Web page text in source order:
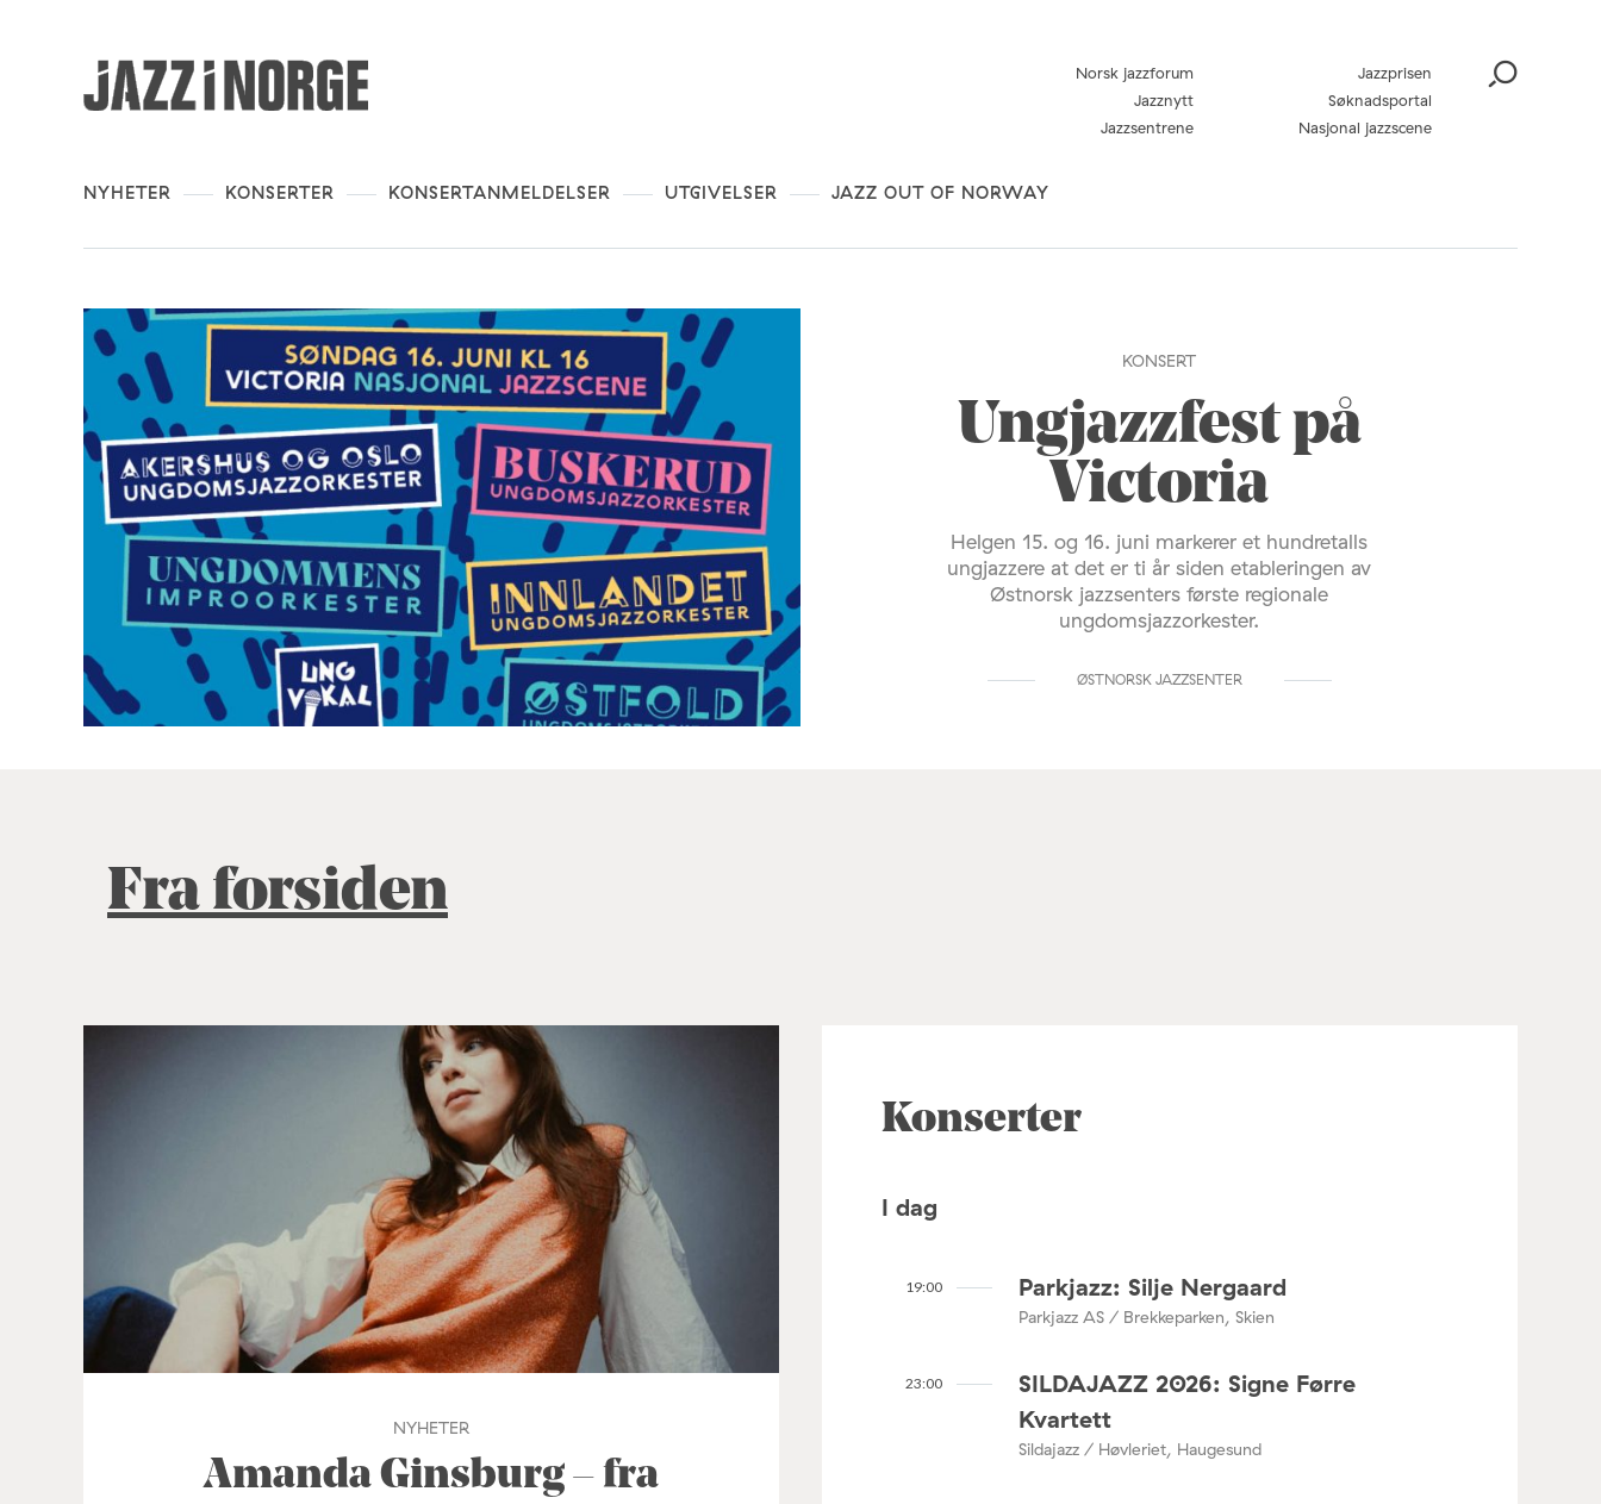
NYHETER KONSERTER KONSERTANMELDELSER UTGIVELSER JAZZ OUT OF NORWAY
Norsk jazzforum
Jazzprisen
Jazznytt
Søknadsportal
Jazzsentrene
Nasjonal jazzscene
KONSERT
Ungjazzfest på
Victoria
Helgen 15. og 16. juni markerer et hundretalls
ungjazzere at det er ti år siden etableringen av
Østnorsk jazzsenters første regionale
ungdomsjazzorkester.
ØSTNORSK JAZZSENTER
Fra forsiden
NYHETER
Amanda Ginsburg – fra
Konserter
I dag
19:00 Parkjazz: Silje Nergaard
Parkjazz AS / Brekkeparken, Skien
23:00
SILDAJAZZ 2026: Signe Førre
Kvartett
Sildajazz / Høvleriet, Haugesund